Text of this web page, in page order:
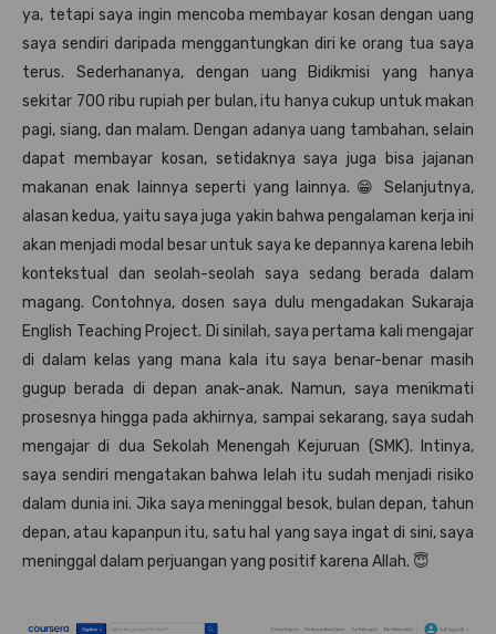
ya, tetapi saya ingin mencoba membayar kosan dengan uang
saya sendiri daripada menggantungkan diri ke orang tua saya
terus. Sederhananya, dengan uang Bidikmisi yang hanya
sekitar 700 ribu rupiah per bulan, itu hanya cukup untuk makan
pagi, siang, dan malam. Dengan adanya uang tambahan, selain
dapat membayar kosan, setidaknya saya juga bisa jajanan
makanan enak lainnya seperti yang lainnya. 😁 Selanjutnya,
alasan kedua, yaitu saya juga yakin bahwa pengalaman kerja ini
akan menjadi modal besar untuk saya ke depannya karena lebih
kontekstual dan seolah-seolah saya sedang berada dalam
magang. Contohnya, dosen saya dulu mengadakan Sukaraja
English Teaching Project. Di sinilah, saya pertama kali mengajar
di dalam kelas yang mana kala itu saya benar-benar masih
gugup berada di depan anak-anak. Namun, saya menikmati
prosesnya hingga pada akhirnya, sampai sekarang, saya sudah
mengajar di dua Sekolah Menengah Kejuruan (SMK). Intinya,
saya sendiri mengatakan bahwa lelah itu sudah menjadi risiko
dalam dunia ini. Jika saya meninggal besok, bulan depan, tahun
depan, atau kapanpun itu, satu hal yang saya ingat di sini, saya
meninggal dalam perjuangan yang positif karena Allah. 😇